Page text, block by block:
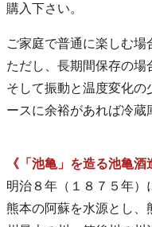
購入下さい。
ご家庭で普通に楽しむ場
ただし、長期間保存の場
そして振動と温度変化
ースに余裕があれば冷蔵
《「池亀」を造る池亀酒
明治８年（１８７５年）
熊本の阿蘇を水源とし